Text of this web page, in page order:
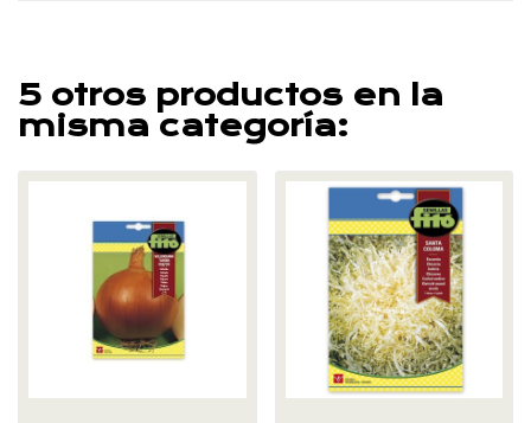
5 otros productos en la
misma categoría: